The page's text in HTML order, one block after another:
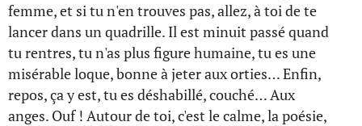
femme, et si tu n'en trouves pas, allez, à toi de te
lancer dans un quadrille. Il est minuit passé quand
tu rentres, tu n'as plus figure humaine, tu es une
misérable loque, bonne à jeter aux orties… Enfin,
repos, ça y est, tu es déshabillé, couché… Aux
anges. Ouf ! Autour de toi, c'est le calme, la poésie,